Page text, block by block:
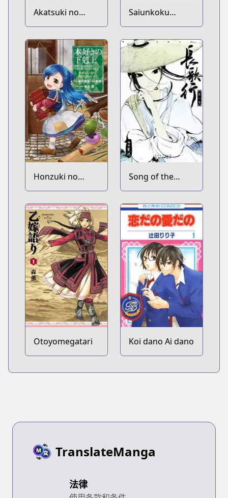
Akatsuki no
Yona
Saiunkoku
Monogatari
Honzuki no
Gekokujou:
Shisho ni Naru
Tame ni wa
Shudan wo
Erandeiraremasen
Dai 1-bu - Hon
ga Nai nara
Tsukureba Ii!
Song of the
Long March
Otoyomegatari Koi dano Ai dano
TranslateManga
法律